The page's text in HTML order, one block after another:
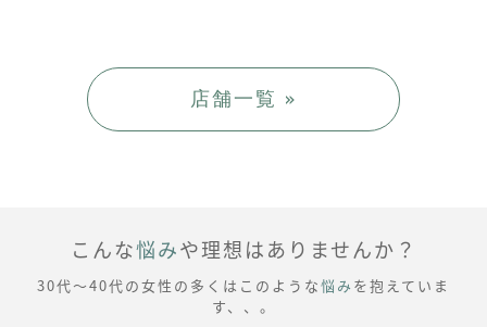
店舗一覧 »
こんな悩みや理想はありませんか？
30代～40代の女性の多くはこのような悩み を抱えていま
す、、。